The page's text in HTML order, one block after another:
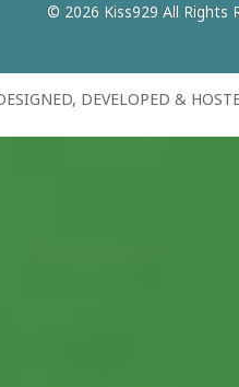
© 2026 Kiss929 All Rights
DEVELOPED &